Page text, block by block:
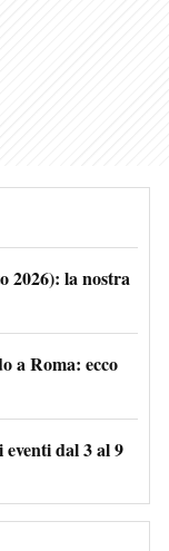
2026): la nostra
a Roma: ecco
eventi dal 3 al 9